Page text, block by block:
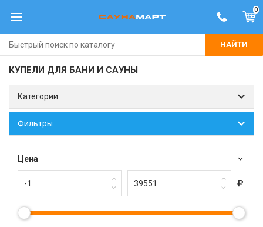
0
НАЙТИ
КУПЕЛИ ДЛЯ БАНИ И САУНЫ
Категории
Фильтры
Цена